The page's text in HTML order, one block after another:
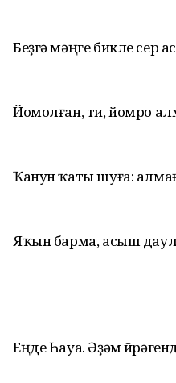
Беҙгә мәңге бикле сер
Йомолған, ти, йомро
Ҡанун ҡаты шуға:
Яҡын барма, асыш
Еңде Һауа. Әҙәм